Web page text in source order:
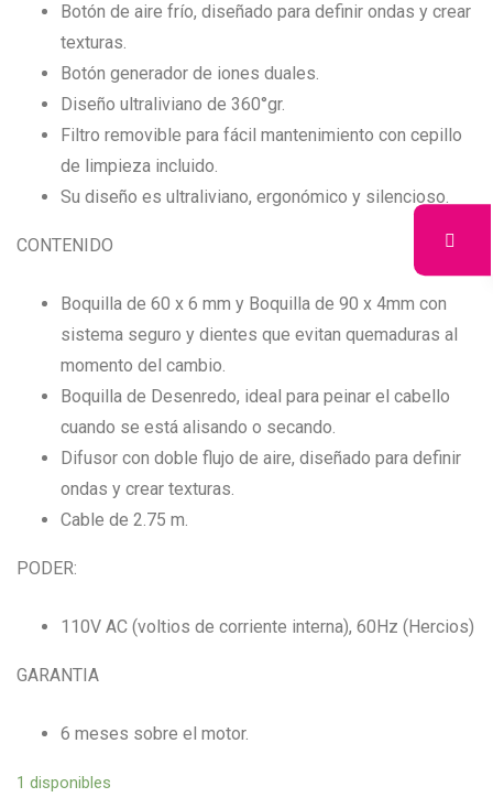
Botón de aire frío, diseñado para definir ondas y crear
texturas.
Botón generador de iones duales.
Diseño ultraliviano de 360°gr.
Filtro removible para fácil mantenimiento con cepillo
de limpieza incluido.
Su diseño es ultraliviano, ergonómico y silencioso.
CONTENIDO
Boquilla de 60 x 6 mm y Boquilla de 90 x 4mm con
sistema seguro y dientes que evitan quemaduras al
momento del cambio.
Boquilla de Desenredo, ideal para peinar el cabello
cuando se está alisando o secando.
Difusor con doble flujo de aire, diseñado para definir
ondas y crear texturas.
Cable de 2.75 m.
PODER:
110V AC (voltios de corriente interna), 60Hz (Hercios)
GARANTIA
6 meses sobre el motor.
1 disponibles